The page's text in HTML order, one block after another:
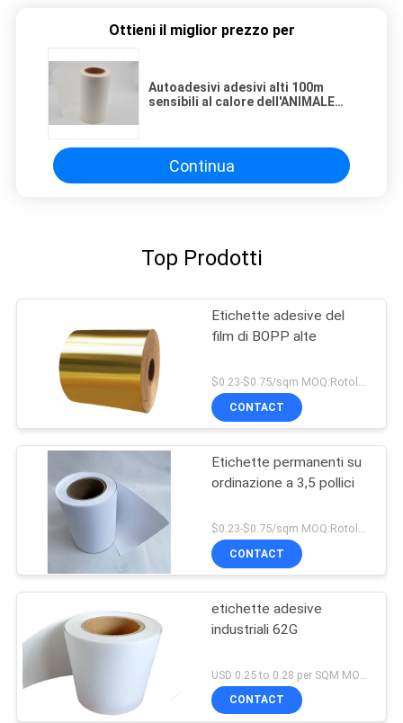
Ottieni il miglior prezzo per
Autoadesivi adesivi alti 100m
sensibili al calore dell'ANIMALE
Continua
Top Prodotti
Etichette adesive del
film di BOPP alte
CONTACT
Etichette permanenti su
ordinazione a 3,5 pollici
CONTACT
etichette adesive
industriali 62G
CONTACT